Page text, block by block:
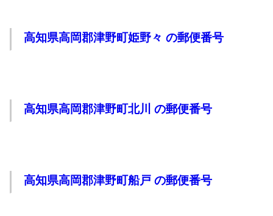
高知県高岡郡津野町姫野々 の郵便番号
高知県高岡郡津野町北川 の郵便番号
高知県高岡郡津野町船戸 の郵便番号